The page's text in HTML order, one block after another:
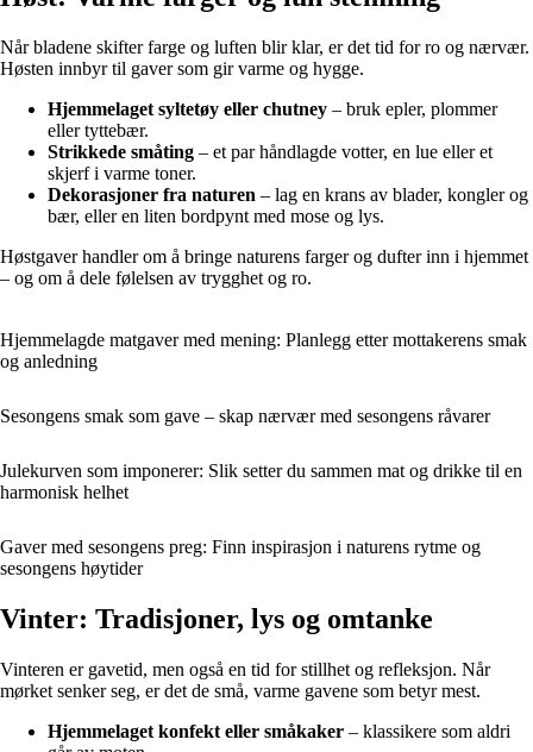
Når bladene skifter farge og luften blir klar, er det tid for ro og nærvær.
Høsten innbyr til gaver som gir varme og hygge.
Hjemmelaget syltetøy eller chutney – bruk epler, plommer
eller tyttebær.
Strikkede småting – et par håndlagde votter, en lue eller et
skjerf i varme toner.
Dekorasjoner fra naturen – lag en krans av blader, kongler og
bær, eller en liten bordpynt med mose og lys.
Høstgaver handler om å bringe naturens farger og dufter inn i hjemmet
– og om å dele følelsen av trygghet og ro.
Hjemmelagde matgaver med mening: Planlegg etter mottakerens smak
og anledning
Sesongens smak som gave – skap nærvær med sesongens råvarer
Julekurven som imponerer: Slik setter du sammen mat og drikke til en
harmonisk helhet
Gaver med sesongens preg: Finn inspirasjon i naturens rytme og
sesongens høytider
Vinter: Tradisjoner, lys og omtanke
Vinteren er gavetid, men også en tid for stillhet og refleksjon. Når
mørket senker seg, er det de små, varme gavene som betyr mest.
Hjemmelaget konfekt eller småkaker – klassikere som aldri